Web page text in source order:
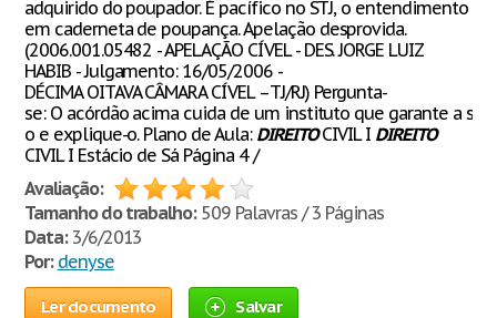
adquirido do poupador. É pacífico no STJ, o entendimento
em caderneta de poupança. Apelação desprovida.
(2006.001.05482 - APELAÇÃO CÍVEL - DES. JORGE LUIZ
HABIB - Julgamento: 16/05/2006 -
DÉCIMA OITAVA CÂMARA CÍVEL –TJ/RJ) Pergunta-
se: O acórdão acima cuida de um instituto que garante a
o e explique-o. Plano de Aula: DIREITOCIVIL I DIREITO
CIVIL I Estácio de Sá Página 4 /
Avaliação:
Tamanho do trabalho:509 Palavras / 3 Páginas
Data:3/6/2013
Por: denyse
Ler documento Salvar